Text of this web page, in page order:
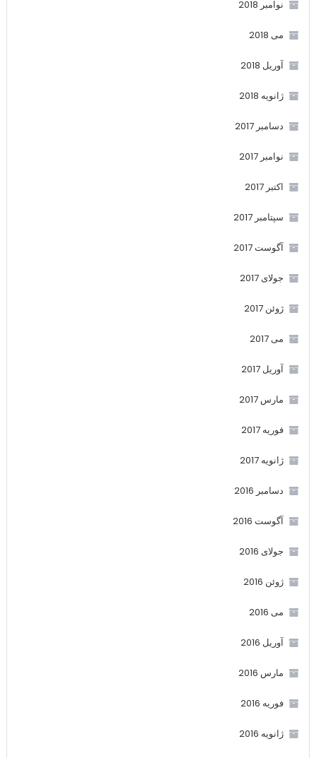
نوامبر 2018
می 2018
آوریل 2018
ژانویه 2018
دسامبر 2017
نوامبر 2017
اکتبر 2017
سپتامبر 2017
آگوست 2017
جولای 2017
ژوئن 2017
می 2017
آوریل 2017
مارس 2017
فوریه 2017
ژانویه 2017
دسامبر 2016
آگوست 2016
جولای 2016
ژوئن 2016
می 2016
آوریل 2016
مارس 2016
فوریه 2016
ژانویه 2016